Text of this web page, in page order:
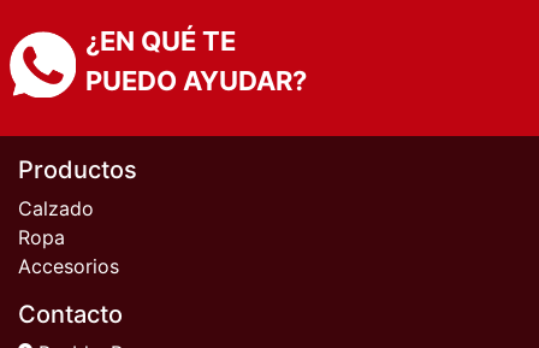
¿EN QUÉ TE
PUEDO AYUDAR?
Productos
Calzado
Ropa
Accesorios
Contacto